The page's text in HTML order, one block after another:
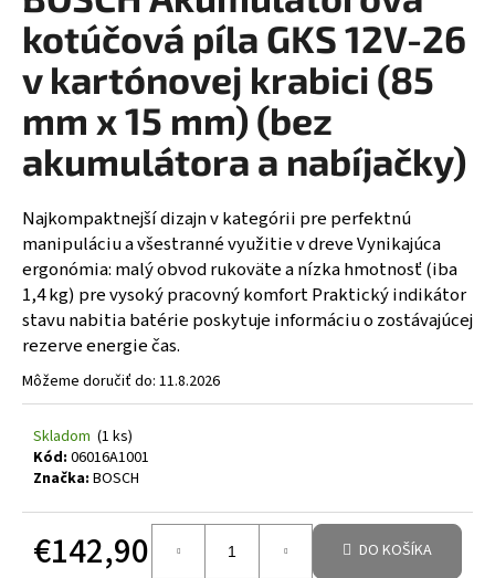
kotúčová píla GKS 12V-26
v kartónovej krabici (85
mm x 15 mm) (bez
akumulátora a nabíjačky)
Najkompaktnejší dizajn v kategórii pre perfektnú
manipuláciu a všestranné využitie v dreve Vynikajúca
ergonómia: malý obvod rukoväte a nízka hmotnosť (iba
1,4 kg) pre vysoký pracovný komfort Praktický indikátor
stavu nabitia batérie poskytuje informáciu o zostávajúcej
rezerve energie čas.
Môžeme doručiť do: 11.8.2026
Skladom (1 ks)
Kód: 06016A1001
Značka: BOSCH
€142,90 DO KOŠÍKA
á
j
s
ť
?
HĽADAŤ